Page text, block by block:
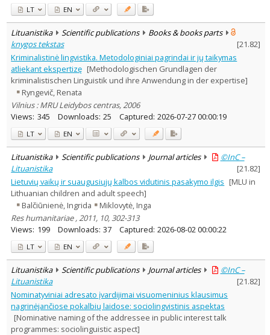
LT EN
Lituanistika Scientific publications
Books & books parts
knygos tekstas
[21.82]
Kriminalistinė lingvistika. Metodologiniai pagrindai ir jų taikymas
atliekant ekspertizę [Methodologischen Grundlagen der
kriminalistischen Linguistik und ihre Anwendung in der expertise]
Ryngevič, Renata
Vilnius : MRU Leidybos centras, 2006
Views: 345 Downloads: 25 Captured: 2026-07-27 00:00:19
LT EN
Lituanistika Scientific publications Journal articles
©InC –
Lituanistika
[21.82]
Lietuvių vaikų ir suaugusiųjų kalbos vidutinis pasakymo ilgis [MLU in
Lithuanian children and adult speech]
Balčiūnienė, Ingrida
Miklovytė, Inga
Res humanitariae , 2011, 10, 302-313
Views: 199 Downloads: 37 Captured: 2026-08-02 00:00:22
LT EN
Lituanistika Scientific publications Journal articles
©InC –
Lituanistika
[21.82]
Nominatyviniai adresato įvardijimai visuomeninius klausimus
nagrinėjančiose pokalbių laidose: sociolingvistinis aspektas
[Nominative naming of the addressee in public interest talk
programmes: sociolinguistic aspect]